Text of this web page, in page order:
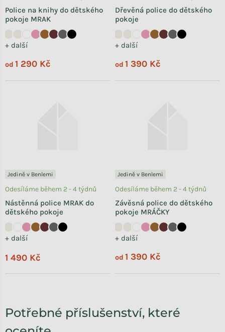
Police na knihy do dětského
pokoje MRAK
+ další
od 1 290 Kč
Dřevěná police do dětského
pokoje
+ další
od 1 390 Kč
Jedině v Benlemi
Nástěnná police MRAK do
dětského pokoje
+ další
Odesíláme během 2 - 4 týdnů
1 490 Kč
Jedině v Benlemi
Závěsná police do dětského
pokoje MRÁČKY
+ další
Odesíláme během 2 - 4 týdnů
od 1 390 Kč
Potřebné příslušenství, které